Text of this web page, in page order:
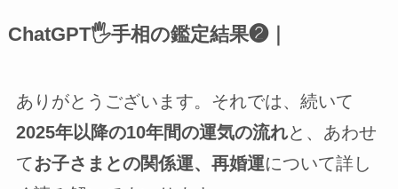
ChatGPT🖐手相の鑑定結果❷｜
ありがとうございます。それでは、続いて
2025年以降の10年間の運気の流れと、あわせ
てお子さまとの関係運、再婚運について詳し